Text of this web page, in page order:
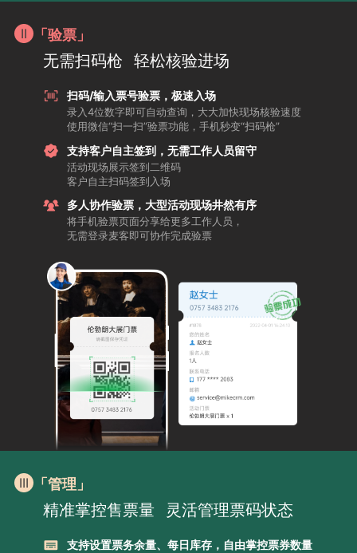
「验票」
无需扫码枪 轻松核验进场
扫码/输入票号验票，极速入场
录入4位数字即可自动查询，大大加快现场核验速度
使用微信“扫一扫”验票功能，手机秒变“扫码枪”
支持客户自主签到，无需工作人员留守
活动现场展示签到二维码
客户自主扫码签到入场
多人协作验票，大型活动现场井然有序
将手机验票页面分享给更多工作人员，
无需登录麦客即可协作完成验票
「管理」
精准掌控售票量 灵活管理票码状态
支持设置票务余量、每日库存，自由掌控票券数量